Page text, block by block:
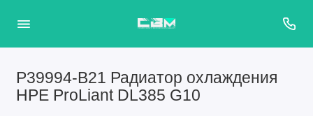
P39994-B21 Радиатор охлаждения
HPE ProLiant DL385 G10